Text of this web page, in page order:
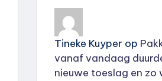
Tineke Kuyper op
vanaf vandaag
nieuwe toeslag en zo